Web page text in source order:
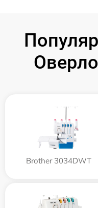
Brother 3034DWT